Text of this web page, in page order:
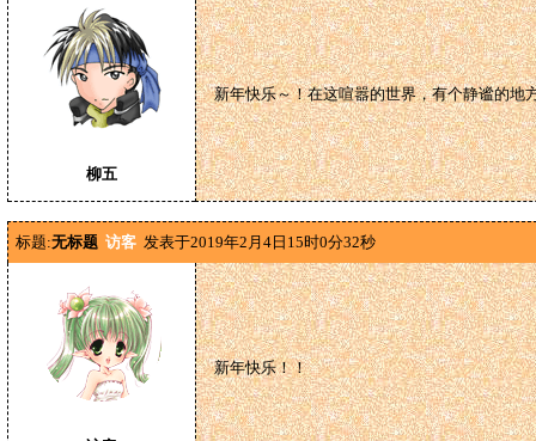
柳五
新年快乐～！在这喧嚣的世界，有个静谧的地
标题:无标题 访客 发表于2019年2月4日15时0分32秒
新年快乐！！